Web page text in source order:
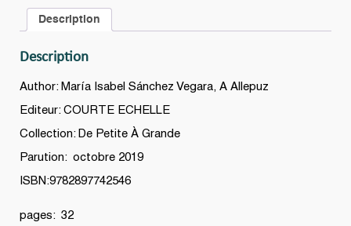
Description
Description
Author: María Isabel Sánchez Vegara, A Allepuz
Editeur: COURTE ECHELLE
Collection: De Petite À Grande
Parution: octobre 2019
ISBN:9782897742546
pages: 32